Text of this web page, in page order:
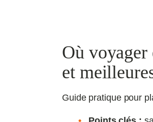
Où voyager
et
Guide pratique pour